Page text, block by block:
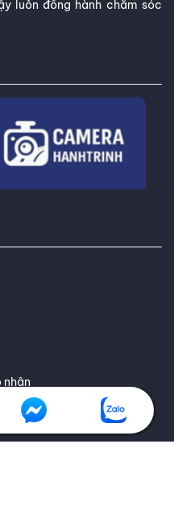
kinh nghiệm là chuỗi cửa
lốp xe ô tô, ắc quy, đồ
tại Thanh An đều 100%
cạnh đó, Thanh An còn
rửa xe thay dầu, cứu hộ ắc